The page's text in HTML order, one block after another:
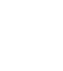
動